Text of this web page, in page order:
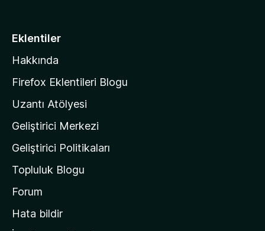
a
4
5
u
a
i
l
a
n
ı
n
n
a
s
Eklentiler
Hakkında
Firefox Eklentileri Blogu
Uzantı Atölyesi
Geliştirici Merkezi
Geliştirici Politikaları
Topluluk Blogu
Forum
Hata bildir